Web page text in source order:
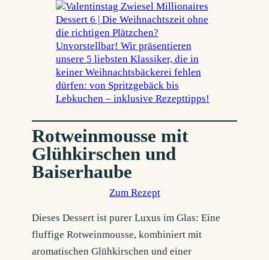
Rotweinmousse mit
Glühkirschen und
Baiserhaube
Zum Rezept
Dieses Dessert ist purer Luxus im Glas: Eine
fluffige Rotweinmousse, kombiniert mit
aromatischen Glühkirschen und einer